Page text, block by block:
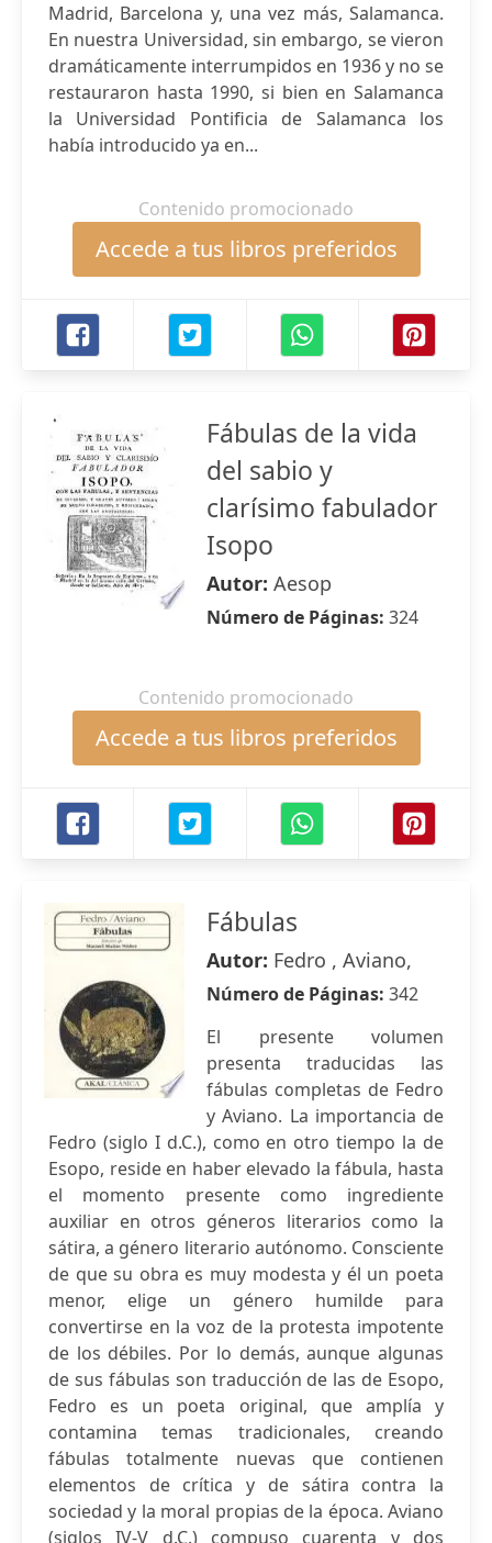
Madrid, Barcelona y, una vez más, Salamanca.
En nuestra Universidad, sin embargo, se vieron
dramáticamente interrumpidos en 1936 y no se
restauraron hasta 1990, si bien en Salamanca
la Universidad Pontificia de Salamanca los
había introducido ya en...
Contenido promocionado
Accede a tus libros preferidos
Fábulas de la vida
del sabio y
clarísimo fabulador
Isopo
Autor: Aesop
Número de Páginas: 324
Contenido promocionado
Accede a tus libros preferidos
Fábulas
Autor: Fedro , Aviano,
Número de Páginas: 342
El presente volumen
presenta traducidas las
fábulas completas de Fedro
y Aviano. La importancia de
Fedro (siglo I d.C.), como en otro tiempo la de
Esopo, reside en haber elevado la fábula, hasta
el momento presente como ingrediente
auxiliar en otros géneros literarios como la
sátira, a género literario autónomo. Consciente
de que su obra es muy modesta y él un poeta
menor, elige un género humilde para
convertirse en la voz de la protesta impotente
de los débiles. Por lo demás, aunque algunas
de sus fábulas son traducción de las de Esopo,
Fedro es un poeta original, que amplía y
contamina temas tradicionales, creando
fábulas totalmente nuevas que contienen
elementos de crítica y de sátira contra la
sociedad y la moral propias de la época. Aviano
(siglos IV-V d.C.) compuso cuarenta y dos